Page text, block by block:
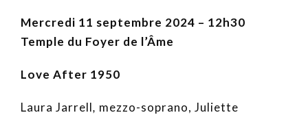
Mercredi 11 septembre 2024 – 12h30
Temple du Foyer de l’Âme
Love After 1950
Laura Jarrell, mezzo-soprano, Juliette